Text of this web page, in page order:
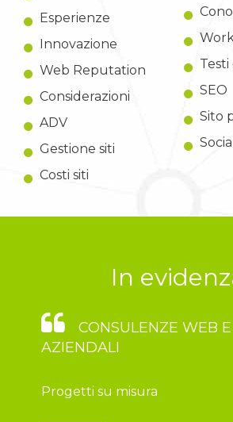
Esperienze
Innovazione
Web Reputation
Considerazioni
ADV
Gestione siti
Costi siti
SEO
Sito
In
CONSULENZE WEB E
AZIENDALI
Progetti su misura